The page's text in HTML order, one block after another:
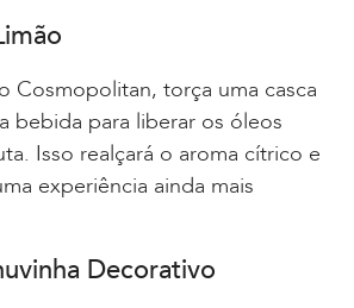
Cosmopolitan, torça uma casca
bebida para liberar os óleos
Isso realçará o aroma cítrico e
experiência ainda mais
Decorativo